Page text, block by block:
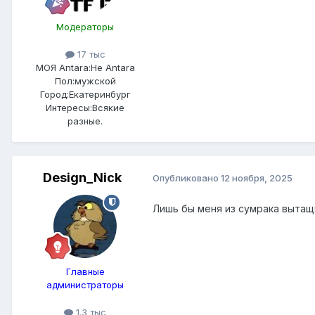
Модераторы
17 тыс
МОЯ Antara:Не Antara
Пол:мужской
Город:Екатеринбург
Интересы:Всякие
разные.
Design_Nick
Главные
администраторы
1.3 тыс
Опубликовано 12 ноября, 2025
Лишь бы меня из сумрака